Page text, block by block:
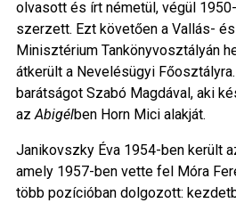
olvasott és írt németül, végül
szerzett. Ezt követően a Vallás-
Minisztérium Tankönyvosztályán
átkerült a Nevelésügyi
barátságot Szabó Magdával, aki
azAbigélben Horn Mici alakját.
Janikovszky Éva 1954-ben került
amely 1957-ben vette fel Móra
több pozícióban dolgozott: